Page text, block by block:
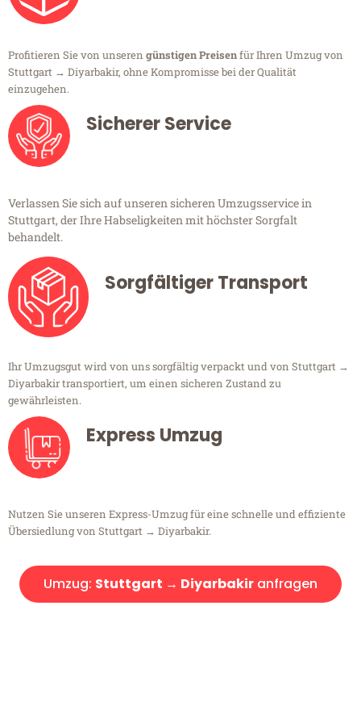
Profitieren Sie von unseren günstigen Preisenfür Ihren Umzug von
Stuttgart → Diyarbakir, ohne Kompromisse bei der Qualität
einzugehen.
Sicherer Service
Verlassen Sie sich auf unseren sicheren Umzugsservice in
Stuttgart, der Ihre Habseligkeiten mit höchster Sorgfalt
behandelt.
Sorgfältiger Transport
Ihr Umzugsgut wird von uns sorgfältig verpackt und von Stuttgart →
Diyarbakir transportiert, um einen sicheren Zustand zu
gewährleisten.
Express Umzug
Nutzen Sie unseren Express-Umzug für eine schnelle und effiziente
Übersiedlung von Stuttgart → Diyarbakir.
Umzug: Stuttgart → Diyarbakir anfragen